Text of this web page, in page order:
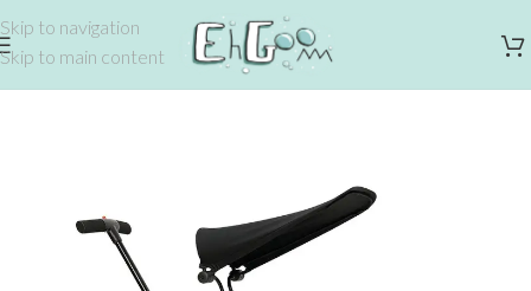
Skip to navigation
Skip to main content